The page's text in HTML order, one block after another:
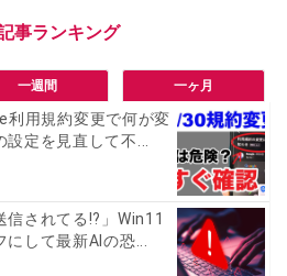
一週間 一ヶ月
利用規約変更で何が変
定を見直して不...
信されてる!?」Win11
して最新AIの恐...